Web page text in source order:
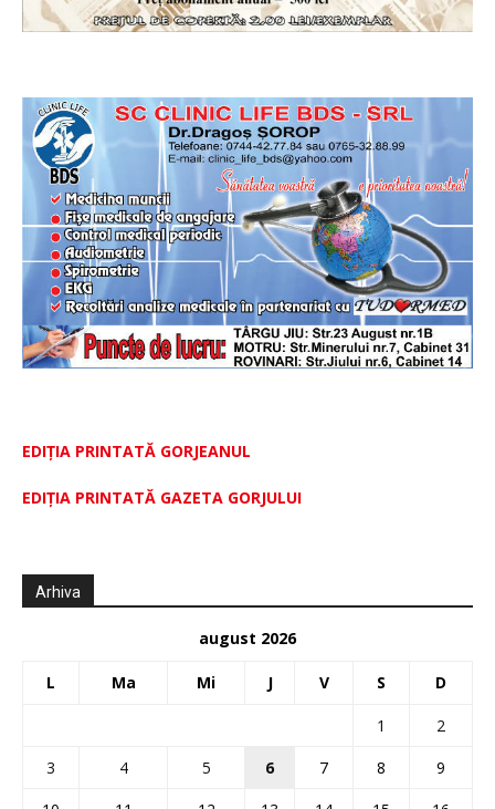
EDIȚIA PRINTATĂ GORJEANUL
EDIŢIA PRINTATĂ GAZETA GORJULUI
Arhiva
august 2026
L Ma Mi J V S D
1
2
3
4 5 6 7 8
9